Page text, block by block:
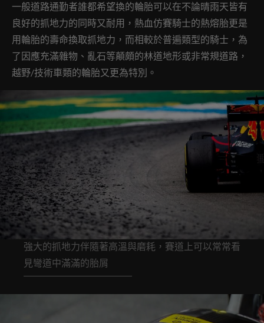
一般道路通勤者誰都希望換的輪胎可以在不論晴雨天皆有
良好的抓地力的同時又耐用，熱血仿賽騎士的熱熔胎更是
用輪胎的壽命換取抓地力，而相較於普遍類型的騎士，為
了因應充滿雜物、亂石等顛頗的林道地形或非常規道路，
越野/技術車類的輪胎又更為特別。
強大的抓地力伴隨著高溫與磨耗，賽道上可以常常看
見彎道中滿滿的胎屑